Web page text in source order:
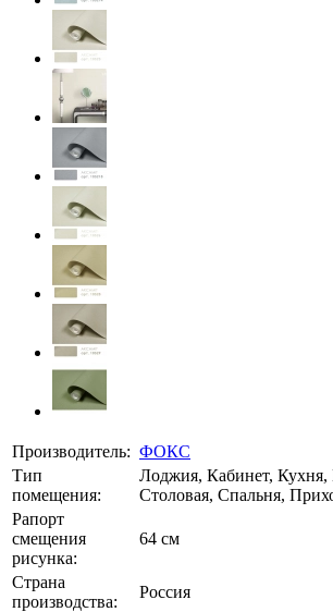
Производитель: ФОКС
Тип
помещения:
Лоджия, Кабинет, Кухня,
Столовая, Спальня,
Рапорт
смещения
рисунка:
64 см
Страна
производства:
Россия